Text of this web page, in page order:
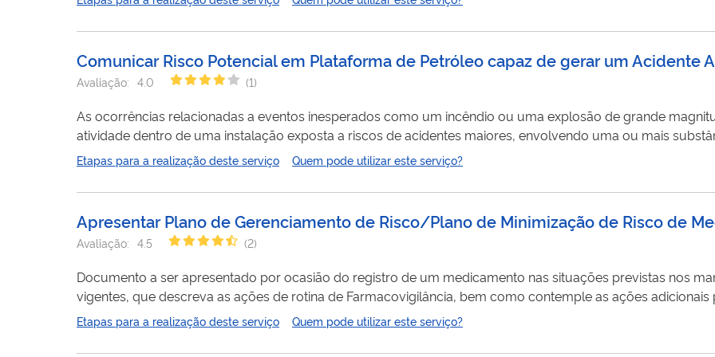
acompanhamento da fase de campo, o envio de relatórios parciais e dos relatórios finais das pesquisas
Plataforma...
Comunicar Risco Potencial em Plataforma de Petróleo capaz de gerar um Acidente
Avaliação: 4.0 (1)
As ocorrências relacionadas a eventos inesperados como um incêndio ou uma explosão de grande
atividade dentro de uma instalação exposta a riscos de acidentes maiores, envolvendo uma ou mais
exponha os trabalhadores, a população ou o meio ambiente a perigo de consequências imediatas, de
descentralizada da...
Etapas para a realização deste serviço Quem pode utilizar este serviço?
Apresentar Plano de Gerenciamento de Risco/Plano de Minimização de Risco de
Avaliação: 4.5 (2)
Documento a ser apresentado por ocasião do registro de um medicamento nas situações previstas nos
vigentes, que descreva as ações de rotina de Farmacovigilância, bem como contemple as ações adicionais
minimização de riscos de cada medicamento, no que couber. Especial atenção e rigor deve ser dado na
Etapas para a realização deste serviço Quem pode utilizar este serviço?